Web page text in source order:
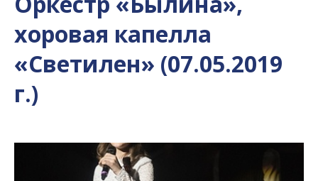
хоровая капелла
«Светилен» (07.05.2019
г.)